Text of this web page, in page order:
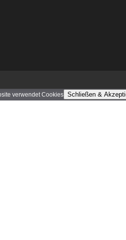
verwendet Cookies Schließen &